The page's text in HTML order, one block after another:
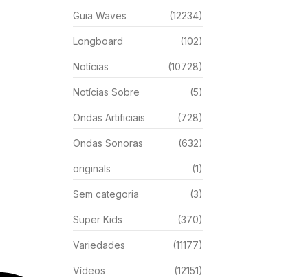
Guia Waves (12234)
Longboard (102)
Notícias (10728)
Notícias Sobre (5)
Ondas Artificiais (728)
Ondas Sonoras (632)
originals (1)
Sem categoria (3)
Super Kids (370)
Variedades (11177)
Vídeos (12151)